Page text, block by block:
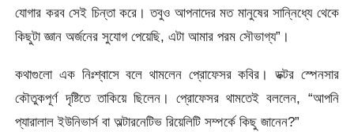
যোগার করব সেই চিন্তা করে। তবুও আপনাদের মত মানুষের সান্নিধ্যে থেকে
কিছুটা জ্ঞান অর্জনের সুযোগ পেয়েছি, এটা আমার পরম সৌভাগ্য”।
কথাগুলো এক নিঃশ্বাসে বলে থামলেন প্রোফেসর কবির। ডক্টর স্পেনসার
কৌতুকপূর্ণ দৃষ্টিতে তাকিয়ে ছিলেন। প্রোফেসর থামতেই বললেন, “আপনি
প্যারালাল ইউনিভার্স বা অল্টারনেটিভ রিয়েলিটি সম্পর্কে কিছু জানেন?”